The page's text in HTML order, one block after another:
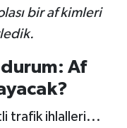
bir af kimleri
durum: Af
trafik ihlalleri...